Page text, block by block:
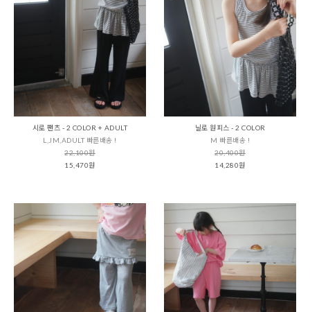
시로 팬츠 - 2 COLOR + ADULT
L,JM,ADULT 빠른배송 !
22,100원
15,470원
닐로 원피스 - 2 COLOR
M 빠른배송 !
20,400원
14,280원